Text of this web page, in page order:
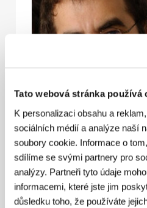
Tato webová stránka používá
K personalizaci obsahu a
sociálních médií a analýze naší
soubory cookie. Informace o
sdílíme se svými partnery pro
analýzy. Partneři tyto údaje
informacemi, které jste jim
důsledku toho, že používáte
Atom Egoyan (1960, Káhira)